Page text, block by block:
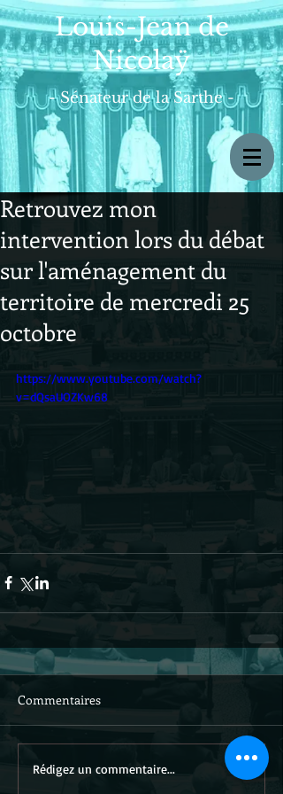
Louis-Jean de
Nicolaÿ
- Sénateur de la Sarthe -
Retrouvez mon
intervention lors du débat
sur l'aménagement du
territoire de mercredi 25
octobre
https://www.youtube.com/watch?
v=dQsaUOZKw68
Commentaires
Rédigez un commentaire...